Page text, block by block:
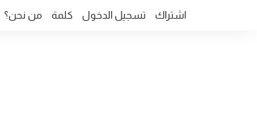
اشتراك تسجيل الدخول كلمة من نحن؟